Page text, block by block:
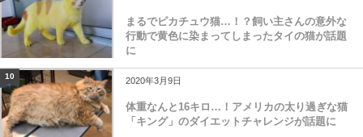
まるでピカチュウ猫…！？飼い主さんの意外な
行動で黄色に染まってしまったタイの猫が話題
に
10 2020年3月9日
体重なんと16キロ…！アメリカの太り過ぎな猫
「キング」のダイエットチャレンジが話題に